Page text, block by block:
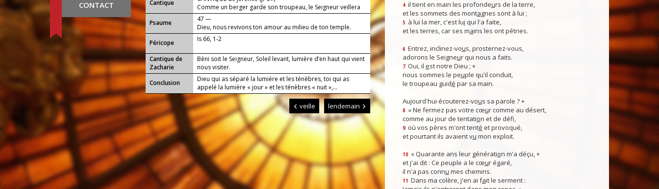
CONTACT
Cantique
Comme un berger garde son troupeau, le Seigneur veillera
sur nous.
Psaume
47 —
Dieu, nous revivons ton amour au milieu de ton temple.
Péricope
Is 66, 1-2
Cantique de
Zacharie
Béni soit le Seigneur, Soleil levant, lumière d’en haut qui vient
nous visiter.
Conclusion
Dieu qui as séparé la lumière et les ténèbres, toi qui as
appelé la lumière « jour » et les ténèbres « nuit »,...
veille lendemain
4 il tient en main les profondeurs de la terre,
et les sommets des montagnes sont à lui ;
5 à lui la mer, c'est lui qui l'a faite,
et les terres, car ses mains les ont pétries.
6 Entrez, inclinez-vous, prosternez-vous,
adorons le Seigneur qui nous a faits.
7 Oui, il est notre Dieu ; +
nous sommes le peuple qu'il conduit,
le troupeau guidé par sa main.
Aujourd'hui écouterez-vous sa parole ? +
8 « Ne fermez pas votre cœur comme au désert,
comme au jour de tentation et de défi,
9 où vos pères m'ont tenté et provoqué,
et pourtant ils avaient vu mon exploit.
10 « Quarante ans leur génération m'a déçu, +
et j'ai dit : Ce peuple a le cœur égaré,
il n'a pas connu mes chemins.
11 Dans ma colère, j'en ai fait le serment :